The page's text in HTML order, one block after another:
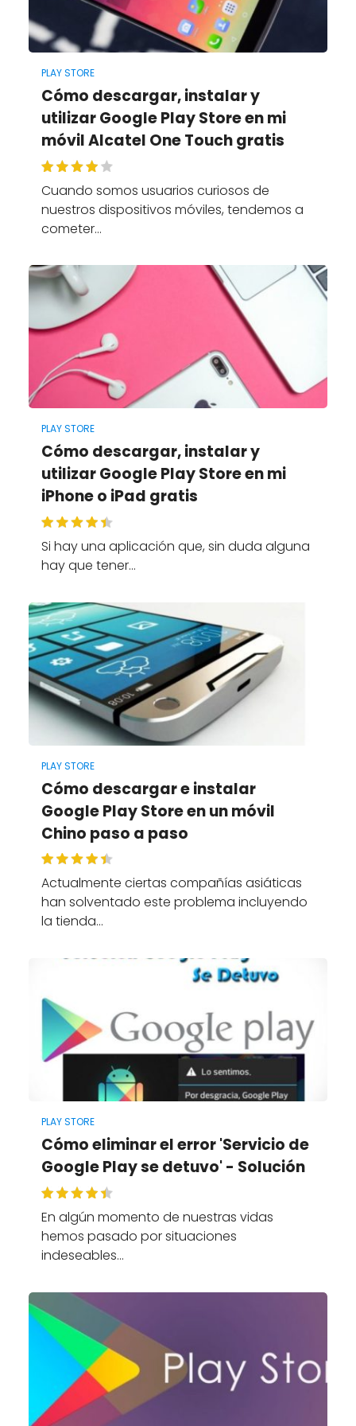
PLAY STORE
Cómo descargar, instalar y
utilizar Google Play Store en mi
móvil Alcatel One Touch gratis
Cuando somos usuarios curiosos de
nuestros dispositivos móviles, tendemos a
cometer…
PLAY STORE
Cómo descargar, instalar y
utilizar Google Play Store en mi
iPhone o iPad gratis
Si hay una aplicación que, sin duda alguna
hay que tener…
PLAY STORE
Cómo descargar e instalar
Google Play Store en un móvil
Chino paso a paso
Actualmente ciertas compañías asiáticas
han solventado este problema incluyendo
la tienda…
PLAY STORE
Cómo eliminar el error 'Servicio de
Google Play se detuvo' - Solución
En algún momento de nuestras vidas
hemos pasado por situaciones
indeseables…